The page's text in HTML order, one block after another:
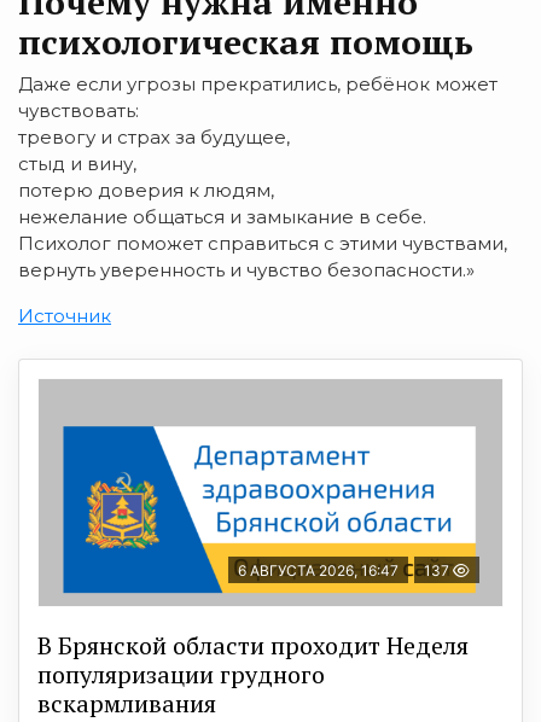
психологическая помощь
Даже если угрозы прекратились, ребёнок может
чувствовать:
тревогу и страх за будущее,
стыд и вину,
потерю доверия к людям,
нежелание общаться и замыкание в себе.
Психолог поможет справиться с этими чувствами,
вернуть уверенность и чувство безопасности.»
Источник
6 АВГУСТА 2026, 16:47 137
В Брянской области проходит Неделя
популяризации грудного
вскармливания